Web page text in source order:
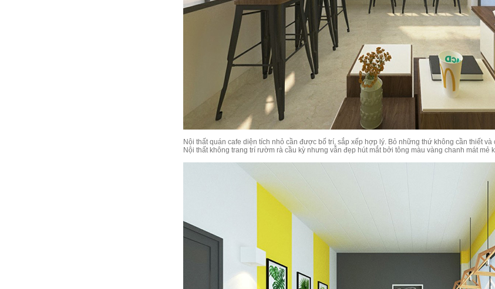
Nội thất quán cafe diện tích nhỏ cần được bố trí, sắp xếp hợp lý. Bỏ những thứ không cần thiết
Nội thất không trang trí rườm rà cầu kỳ nhưng vẫn đẹp hút mắt bởi tông màu vàng chanh mát mẻ